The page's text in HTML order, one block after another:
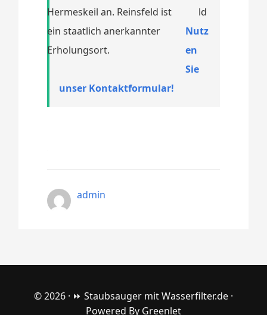
Hermeskeil an. Reinsfeld ist
ein staatlich anerkannter
Erholungsort.
Nutz
en
Sie
unser Kontaktformular!
admin
© 2026 · ⏩ Staubsauger mit Wasserfilter.de ·
Powered By Greenlet